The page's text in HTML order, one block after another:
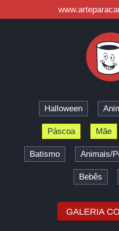
Halloween
Páscoa Mãe
Batismo Animais/
Bebês
GALERIA